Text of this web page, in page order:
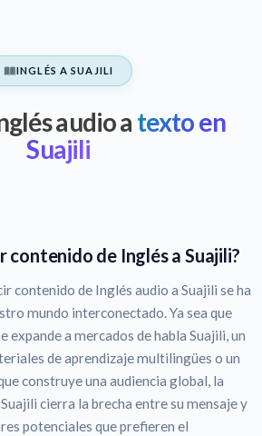
INGLÉS A SUAJILI
audio a texto en
Suajili
contenido de Inglés a Suajili?
contenido de Inglés audio a Suajili se ha
mundo interconectado. Ya sea que
expande a mercados de habla Suajili, un
de aprendizaje multilingües o un
construye una audiencia global, la
cierra la brecha entre su mensaje y
potenciales que prefieren el